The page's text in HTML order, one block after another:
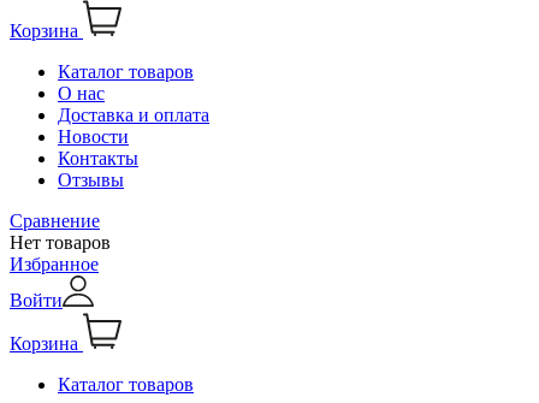
Корзина
Каталог товаров
О нас
Доставка и оплата
Новости
Контакты
Отзывы
Сравнение
Нет товаров
Избранное
Войти
Корзина
Каталог товаров